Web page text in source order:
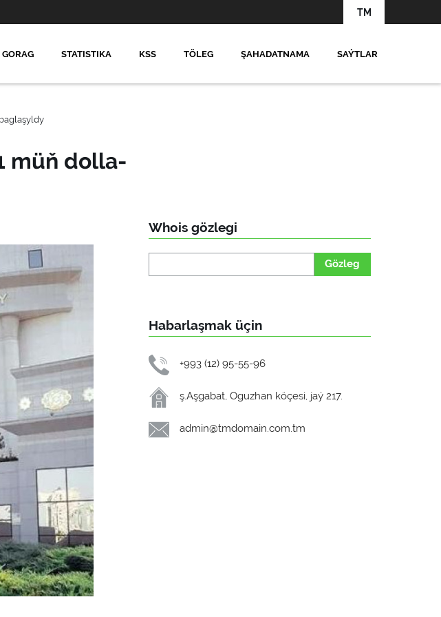
TM
STATISTIKA KSS TÖLEG ŞAHADATNAMA SAÝTLAR
müň dol­la­
Whois gözlegi
Gözleg
Habarlaşmak üçin
+993 (12) 95-55-96
ş.Aşgabat, Oguzhan köçesi, jaý 217.
admin@tmdomain.com.tm